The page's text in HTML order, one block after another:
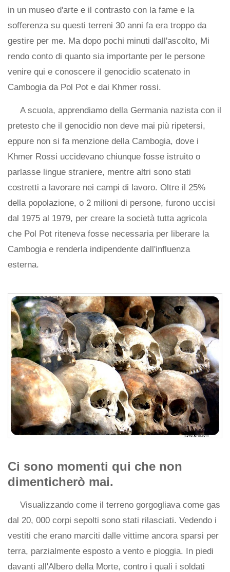
in un museo d'arte e il contrasto con la fame e la
sofferenza su questi terreni 30 anni fa era troppo da
gestire per me. Ma dopo pochi minuti dall'ascolto, Mi
rendo conto di quanto sia importante per le persone
venire qui e conoscere il genocidio scatenato in
Cambogia da Pol Pot e dai Khmer rossi.
A scuola, apprendiamo della Germania nazista con il
pretesto che il genocidio non deve mai più ripetersi,
eppure non si fa menzione della Cambogia, dove i
Khmer Rossi uccidevano chiunque fosse istruito o
parlasse lingue straniere, mentre altri sono stati
costretti a lavorare nei campi di lavoro. Oltre il 25%
della popolazione, o 2 milioni di persone, furono uccisi
dal 1975 al 1979, per creare la società tutta agricola
che Pol Pot riteneva fosse necessaria per liberare la
Cambogia e renderla indipendente dall'influenza
esterna.
Ci sono momenti qui che non
dimenticherò mai.
Visualizzando come il terreno gorgogliava come gas
dal 20, 000 corpi sepolti sono stati rilasciati. Vedendo i
vestiti che erano marciti dalle vittime ancora sparsi per
terra, parzialmente esposto a vento e pioggia. In piedi
davanti all'Albero della Morte, contro i quali i soldati